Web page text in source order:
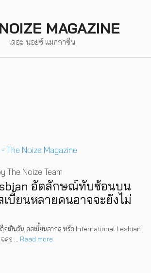
MAGAZINE
เดอะ นอยซ์ แมกกาซีน
อัตลักษณ์ทับซ้อนบน
เบี้ยนหลายคนอาจจะยังไม่
The Noize Team
อเป็นวันเลสเบี้ยนสากล หรือ International Lesbian
ลอ … Read more